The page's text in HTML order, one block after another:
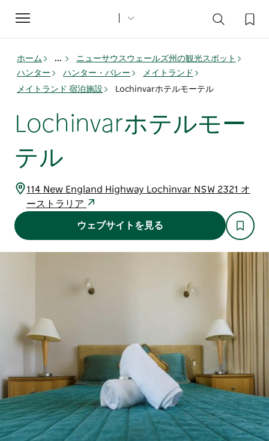
Toggle
navigation
ホーム ...
ニューサウスウェールズ州の観光スポット
ハンター
ハンター・バレー
メイトランド
メイトランド 宿泊施設
Lochinvarホテルモーテル
Lochinvarホテルモー
テル
114 New England Highway Lochinvar NSW 2321 オ
ーストラリア
ウェブサイトを見る